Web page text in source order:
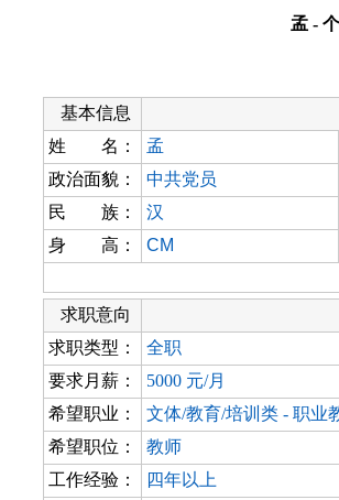
孟 -
基本信息
姓 名：
孟
政治面貌：
中共党员
民 族：
汉
身 高：
CM
求职意向
求职类型：
全职
要求月薪：
5000 元/月
希望职业：
文体/教育/培训类 - 职业
希望职位：
教师
工作经验：
四年以上